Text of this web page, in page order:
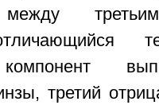
между
компонент
третий